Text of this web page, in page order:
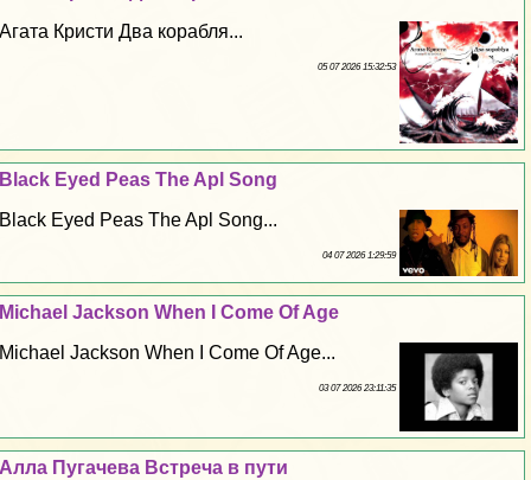
Агата Кристи Два корабля...
05 07 2026 15:32:53
Black Eyed Peas The Apl Song
Black Eyed Peas The Apl Song...
04 07 2026 1:29:59
Michael Jackson When I Come Of Age
Michael Jackson When I Come Of Age...
03 07 2026 23:11:35
Алла Пугачева Встреча в пути